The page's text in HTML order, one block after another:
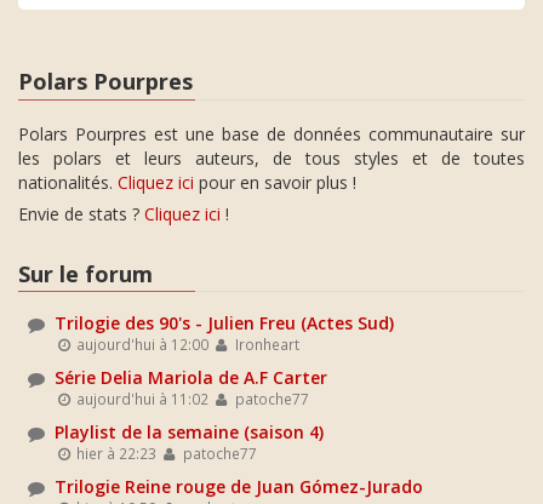
Polars Pourpres
Polars Pourpres est une base de données communautaire sur
les polars et leurs auteurs, de tous styles et de toutes
nationalités. Cliquez ici pour en savoir plus !
Envie de stats ? Cliquez ici !
Sur le forum
Trilogie des 90's - Julien Freu (Actes Sud)
aujourd'hui à 12:00 Ironheart
Série Delia Mariola de A.F Carter
aujourd'hui à 11:02 patoche77
Playlist de la semaine (saison 4)
hier à 22:23 patoche77
Trilogie Reine rouge de Juan Gómez-Jurado